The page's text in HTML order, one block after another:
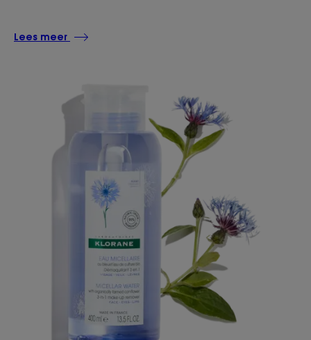
Lees meer